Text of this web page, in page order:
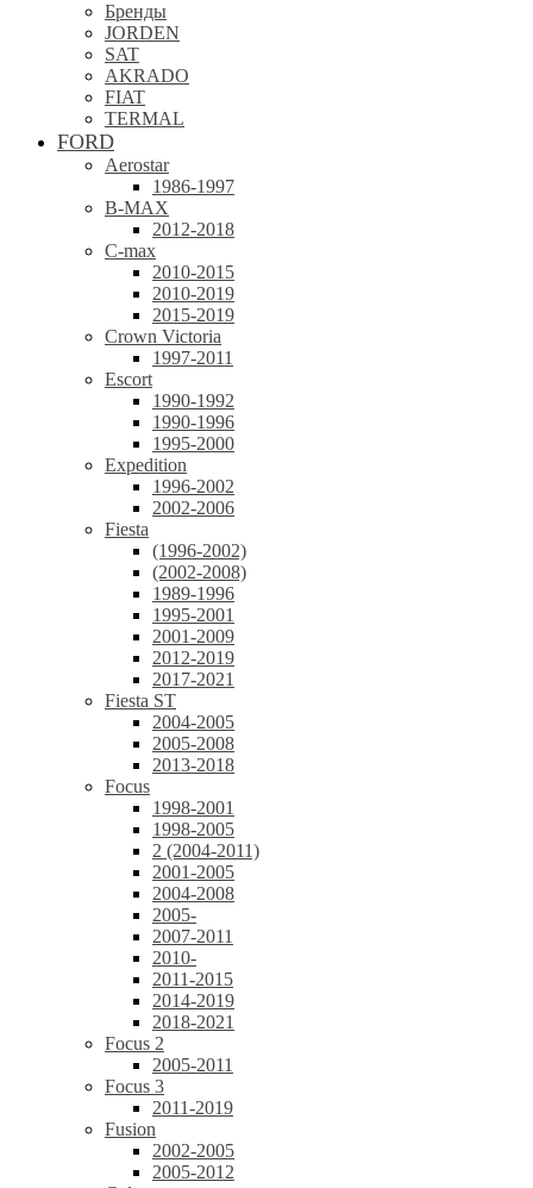
Бренды
JORDEN
SAT
AKRADO
FIAT
TERMAL
FORD
Aerostar
1986-1997
B-MAX
2012-2018
C-max
2010-2015
2010-2019
2015-2019
Crown Victoria
1997-2011
Escort
1990-1992
1990-1996
1995-2000
Expedition
1996-2002
2002-2006
Fiesta
(1996-2002)
(2002-2008)
1989-1996
1995-2001
2001-2009
2012-2019
2017-2021
Fiesta ST
2004-2005
2005-2008
2013-2018
Focus
1998-2001
1998-2005
2 (2004-2011)
2001-2005
2004-2008
2005-
2007-2011
2010-
2011-2015
2014-2019
2018-2021
Focus 2
2005-2011
Focus 3
2011-2019
Fusion
2002-2005
2005-2012